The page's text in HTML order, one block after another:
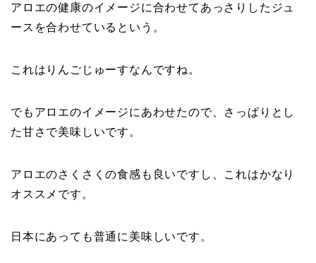
アロエの健康のイメージに合わせてあっさりしたジュ
ースを合わせているという。
これはりんごじゅーすなんですね。
でもアロエのイメージにあわせたので、さっぱりとし
た甘さで美味しいです。
アロエのさくさくの食感も良いですし、これはかなり
オススメです。
日本にあっても普通に美味しいです。